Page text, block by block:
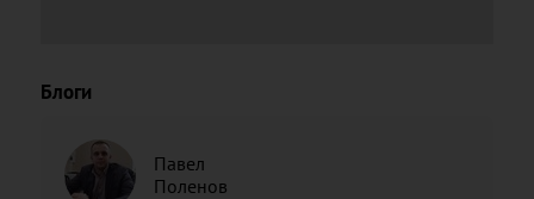
Блоги
Павел
Поленов